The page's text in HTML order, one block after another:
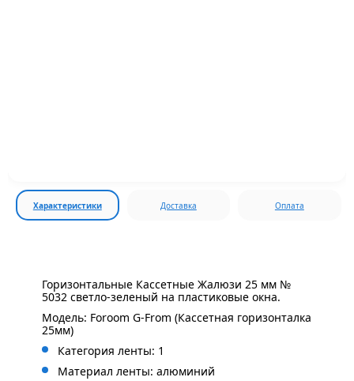
Характеристики Доставка Оплата
Горизонтальные Кассетные Жалюзи 25 мм №
5032 светло-зеленый на пластиковые окна.
Модель: Foroom G-From (Кассетная горизонталка
25мм)
Категория ленты: 1
Материал ленты: алюминий